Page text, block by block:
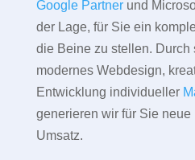
Google Partnerund
der Lage, für Sie ein
die Beine zu stellen. Durch
modernes Webdesign,
Entwicklung individueller
generieren wir für Sie neue
Umsatz.